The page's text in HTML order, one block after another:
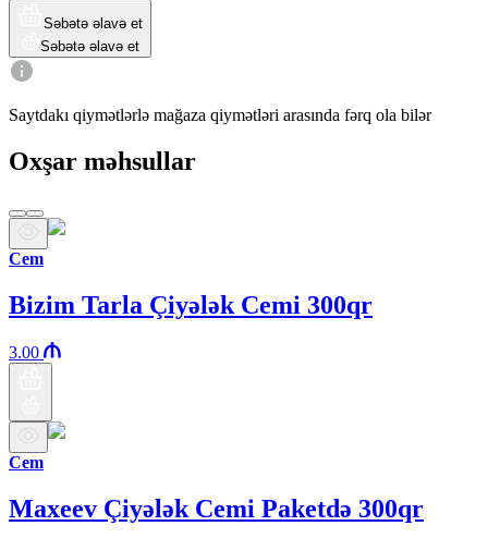
Səbətə əlavə et
Səbətə əlavə et
Saytdakı qiymətlərlə mağaza qiymətləri arasında fərq ola bilər
Oxşar məhsullar
Cem
Bizim Tarla Çiyələk Cemi 300qr
3.00
Cem
Maxeev Çiyələk Cemi Paketdə 300qr